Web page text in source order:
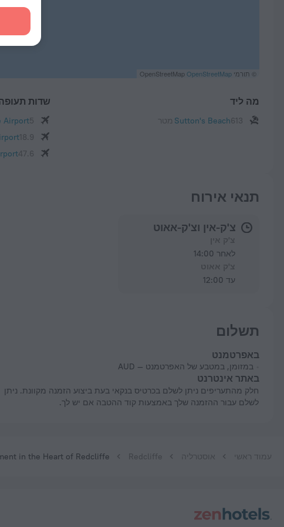
© תורמי OpenStreetMap OpenStreetMap
מה ליד
Sutton's Beach613 מטר
שדות
Airport5 ק"מ
18.9 ק"מ
47.6 ק"מ
תנאי אירוח
צ'ק-אין וצ'ק-אאוט
לאחר 14:00
עד 12:00
תשלום
באפרטמנט
במזומן, במטבע של האפרטמנט — AUD
באתר אינטרנט
חלק מהתעריפים ניתן לשלם בכרטיס בנקאי בעת ביצוע הזמנה מקוונת. ניתן
לשלם עבור ההזמנה שלך באמצעות קוד ההטבה אם יש לך.
עמוד ראשי אוסטרליה Redcliffe
in the Heart of Redcliffe